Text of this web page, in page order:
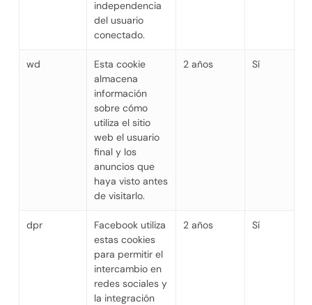
independencia
del usuario
conectado.
wd
Esta cookie
almacena
información
sobre cómo
utiliza el sitio
web el usuario
final y los
anuncios que
haya visto antes
de visitarlo.
2 años Sí
dpr
Facebook utiliza
estas cookies
para permitir el
intercambio en
redes sociales y
la integración
2 años Sí